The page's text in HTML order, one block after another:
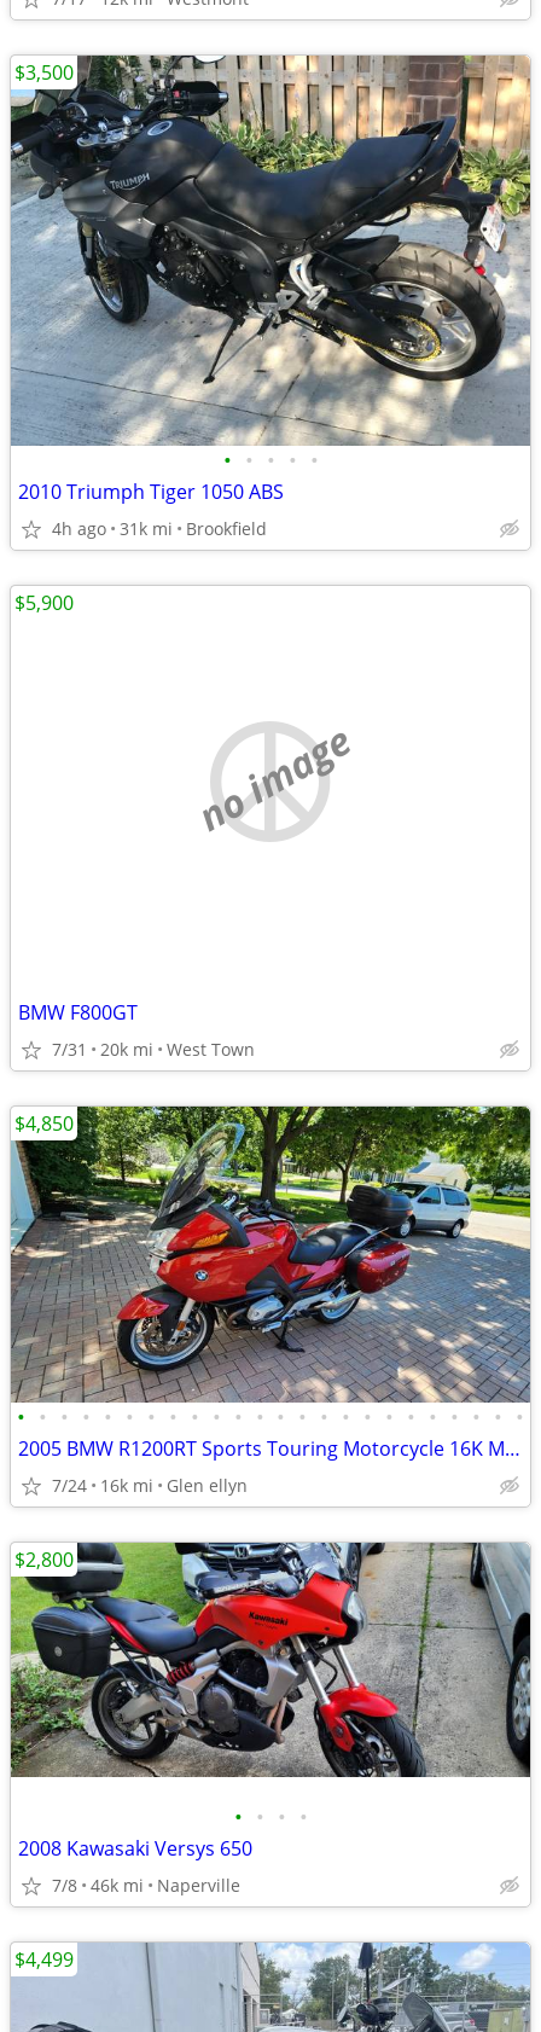
• • • • •
2010 Triumph Tiger 1050 ABS
4h ago 31k mi Brookfield
$3,500
no image
BMW F800GT
7/31 20k mi West Town
$5,900
• • • • • • • • • • • • • • • • • • • • • • • •
2005 BMW R1200RT Sports Touring Motorcycle 16K Miles New Tires Options
7/24 16k mi Glen ellyn
$4,850
• • • •
2008 Kawasaki Versys 650
7/8 46k mi Naperville
$2,800
$4,499